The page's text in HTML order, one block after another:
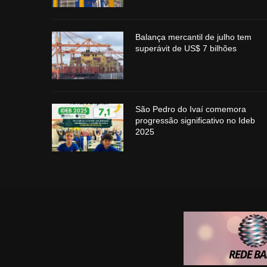
Balança mercantil de julho tem
superávit de US$ 7 bilhões
São Pedro do Ivaí comemora
progressão significativo no Ideb
2025